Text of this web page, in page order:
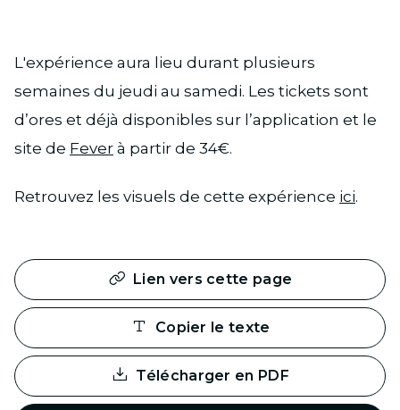
L'expérience aura lieu durant plusieurs
semaines du jeudi au samedi. Les tickets sont
d’ores et déjà disponibles sur l’application et le
site de Fever à partir de 34€.
Retrouvez les visuels de cette expérience ici.
Lien vers cette page
Copier le texte
Télécharger en PDF